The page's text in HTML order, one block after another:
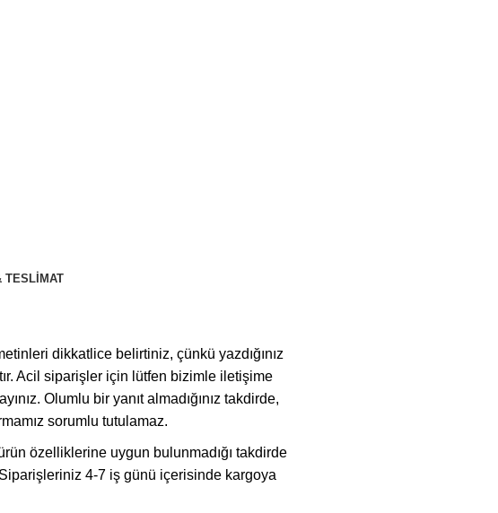
TESLIMAT
dikkatlice belirtiniz, çünkü yazdığınız
Acil siparişler için lütfen bizimle iletişime
Olumlu bir yanıt almadığınız takdirde,
sorumlu tutulamaz.
özelliklerine uygun bulunmadığı takdirde
4-7 iş günü içerisinde kargoya